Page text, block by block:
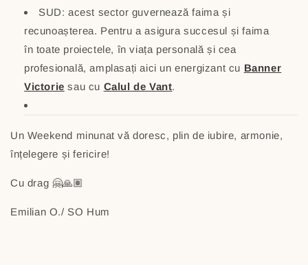
SUD: acest sector guvernează faima și
recunoașterea. Pentru a asigura succesul și faima
în toate proiectele, în viața personală și cea
profesională, amplasați aici un energizant cu Banner
Victorie sau cu Calul de Vant.
Un Weekend minunat vă doresc, plin de iubire, armonie,
înțelegere și fericire!
Cu drag 🤗🙏🏽
Emilian O./ SO Hum